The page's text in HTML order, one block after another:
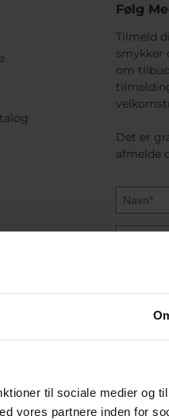
til sociale medier og
vores partnere inden for
Følg
Tilmeld
smykker
om
Det er
afmelde